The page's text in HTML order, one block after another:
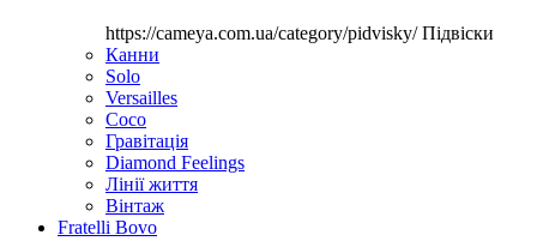
https://cameya.com.ua/category/pidvisky/Підвіски
Канни
Solo
Versailles
Coco
Гравітація
Diamond Feelings
Лінії життя
Вінтаж
Fratelli Bovo